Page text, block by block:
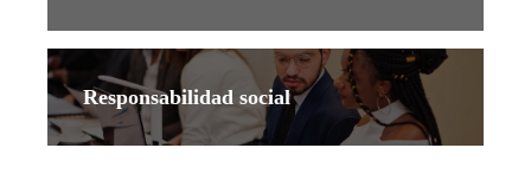
Responsabilidad social